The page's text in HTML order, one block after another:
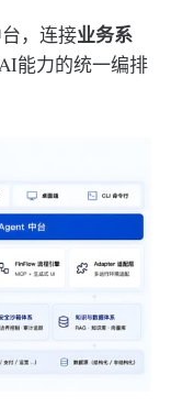
，连接业务系
能力的统一编排